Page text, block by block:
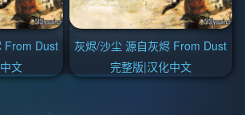
From Dust
文
灰烬/沙尘 源自灰烬 From Dust
完整版|汉化中文